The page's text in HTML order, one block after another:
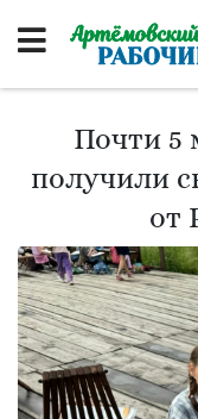
Почти 5
получили
от